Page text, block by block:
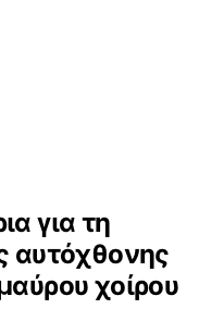
για τη
αυτόχθονης
χοίρου